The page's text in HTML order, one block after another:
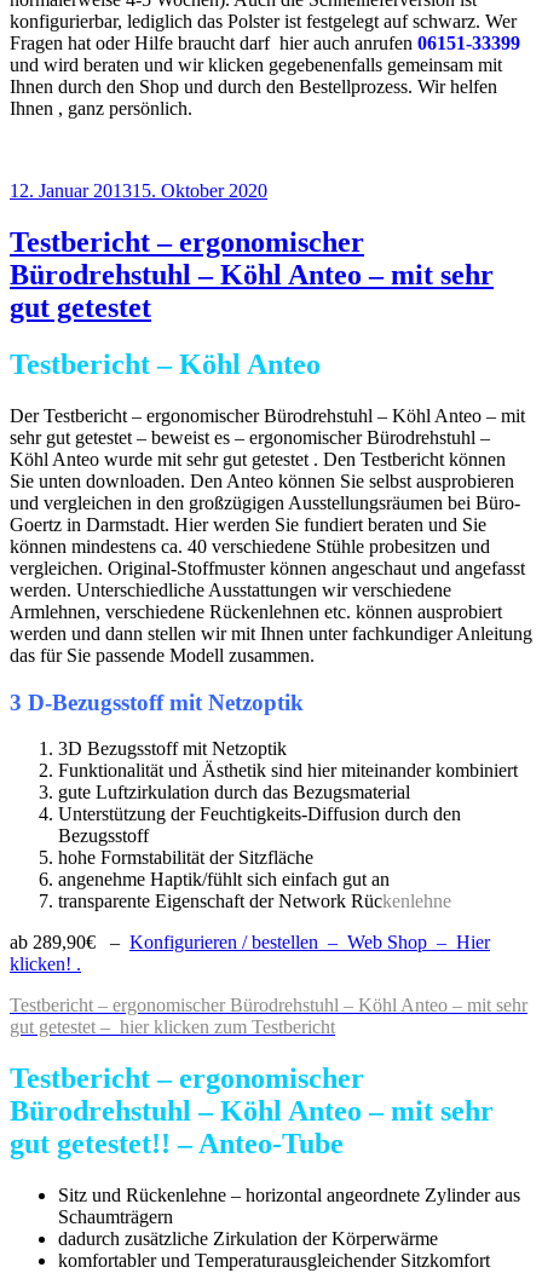
konfigurierbar, lediglich das Polster ist festgelegt auf schwarz. Wer
Fragen hat oder Hilfe braucht darf hier auch anrufen 06151-33399
und wird beraten und wir klicken gegebenenfalls gemeinsam mit
Ihnen durch den Shop und durch den Bestellprozess. Wir helfen
Ihnen , ganz persönlich.
Veröffentlicht
12. Januar 201315. Oktober 2020
Testbericht – ergonomischer
Bürodrehstuhl – Köhl Anteo – mit sehr
gut getestet
Testbericht – Köhl Anteo
Der Testbericht – ergonomischer Bürodrehstuhl – Köhl Anteo – mit
sehr gut getestet – beweist es – ergonomischer Bürodrehstuhl –
Köhl Anteo wurde mit sehr gut getestet . Den Testbericht können
Sie unten downloaden. Den Anteo können Sie selbst ausprobieren
und vergleichen in den großzügigen Ausstellungsräumen bei Büro-
Goertz in Darmstadt. Hier werden Sie fundiert beraten und Sie
können mindestens ca. 40 verschiedene Stühle probesitzen und
vergleichen. Original-Stoffmuster können angeschaut und angefasst
werden. Unterschiedliche Ausstattungen wir verschiedene
Armlehnen, verschiedene Rückenlehnen etc. können ausprobiert
werden und dann stellen wir mit Ihnen unter fachkundiger Anleitung
das für Sie passende Modell zusammen.
3 D-Bezugsstoff mit Netzoptik
3D Bezugsstoff mit Netzoptik
Funktionalität und Ästhetik sind hier miteinander kombiniert
gute Luftzirkulation durch das Bezugsmaterial
Unterstützung der Feuchtigkeits-Diffusion durch den
Bezugsstoff
hohe Formstabilität der Sitzfläche
angenehme Haptik/fühlt sich einfach gut an
transparente Eigenschaft der Network Rückenlehne
ab 289,90€ – Konfigurieren / bestellen – Web Shop – Hier
klicken! .
Testbericht – ergonomischer Bürodrehstuhl – Köhl Anteo – mit sehr
gut getestet – hier klicken zum Testbericht
Testbericht – ergonomischer
Bürodrehstuhl – Köhl Anteo – mit sehr
gut getestet!! – Anteo-Tube
Sitz und Rückenlehne – horizontal angeordnete Zylinder aus
Schaumträgern
dadurch zusätzliche Zirkulation der Körperwärme
komfortabler und Temperaturausgleichender Sitzkomfort